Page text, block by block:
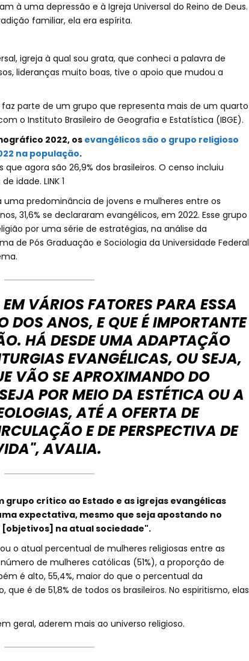
à uma depressão e à Igreja Universal do Reino de Deus.
familiar, ela era espírita.
igreja à qual sou grata, que conheci a palavra de
lideranças muito boas, tive o apoio que mudou a
parte de um grupo que representa mais de um quarto
o Instituto Brasileiro de Geografia e Estatística (IBGE).
2022, os evangélicos são o grupo religioso
na população.
que agora são 26,9% dos brasileiros. O censo incluiu
idade. LINK 1
predominância de jovens e mulheres entre os
31,6% se declararam evangélicos, em 2022. Esse grupo
por uma série de estratégias, na análise da
de Pós Graduação e Sociologia da Universidade Federal
VÁRIOS FATORES PARA ESSA
DOS ANOS, E QUE É IMPORTANTE
HÁ DESDE UMA ADAPTAÇÃO
EVANGÉLICAS, OU SEJA,
VÃO SE APROXIMANDO DO
POR MEIO DA ESTÉTICA OU A
ATÉ A OFERTA DE
E DE PERSPECTIVA DE
AVALIA.
grupo crítico ao Estado e as igrejas evangélicas
expectativa, mesmo que seja apostando no
na atual sociedade".
o atual percentual de mulheres religiosas entre as
de mulheres católicas (51%), a proporção de
é alto, 55,4%, maior do que o percentual da
é de 51,8% de todos os brasileiros. No espiritismo, elas
geral, aderem mais ao universo religioso.